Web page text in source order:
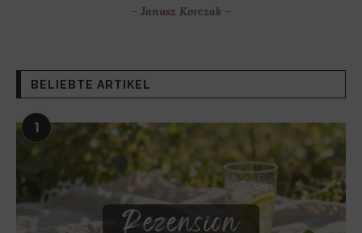
- Janusz Korczak –
BELIEBTE ARTIKEL
1